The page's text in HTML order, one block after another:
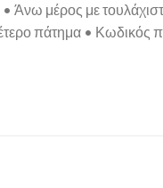
Άνω μέρος με
πάτημα • Κωδικός